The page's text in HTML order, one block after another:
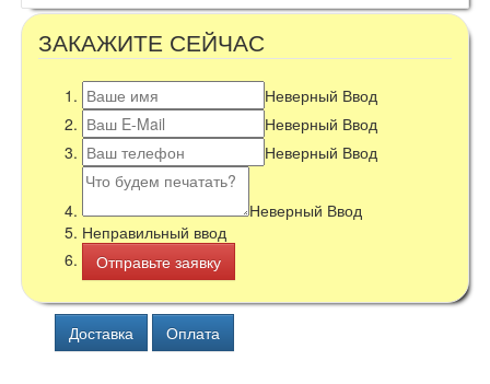
ЗАКАЖИТЕ СЕЙЧАС
Неверный Ввод
Неверный Ввод
Неверный Ввод
Неверный Ввод
Неправильный ввод
Доставка Оплата